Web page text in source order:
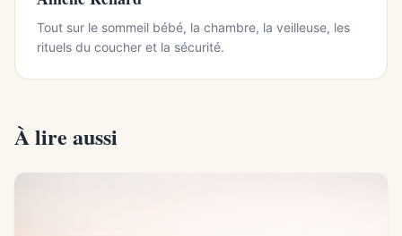
Tout sur le sommeil bébé, la chambre, la veilleuse, les
rituels du coucher et la sécurité.
À lire aussi